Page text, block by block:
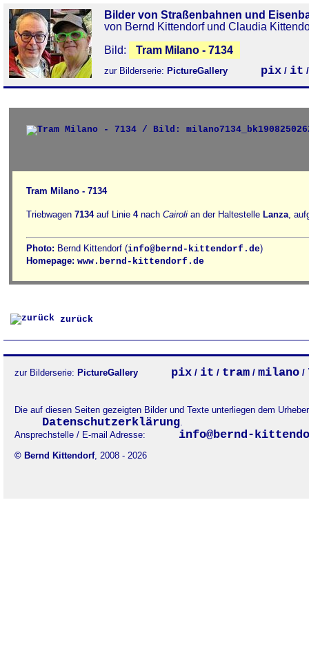
Bilder von Straßenbahnen und
von Bernd Kittendorf und Claudia
Bild:
Tram Milano - 7134
zur Bilderserie: PictureGallery pix / it
Tram Milano - 7134
Triebwagen 7134auf Linie 4nach Cairoli an der Haltestelle Lanza,
Photo: Bernd Kittendorf (info@bernd-kittendorf.de)
Homepage: www.bernd-kittendorf.de
zurück
zur Bilderserie: PictureGallery pix / it / tram / milano /
Die auf diesen Seiten gezeigten Bilder und Texte unterliegen dem
Datenschutzerklärung.
Ansprechstelle / E-mail Adresse:
info@bernd-
© Bernd Kittendorf, 2008 - 2026